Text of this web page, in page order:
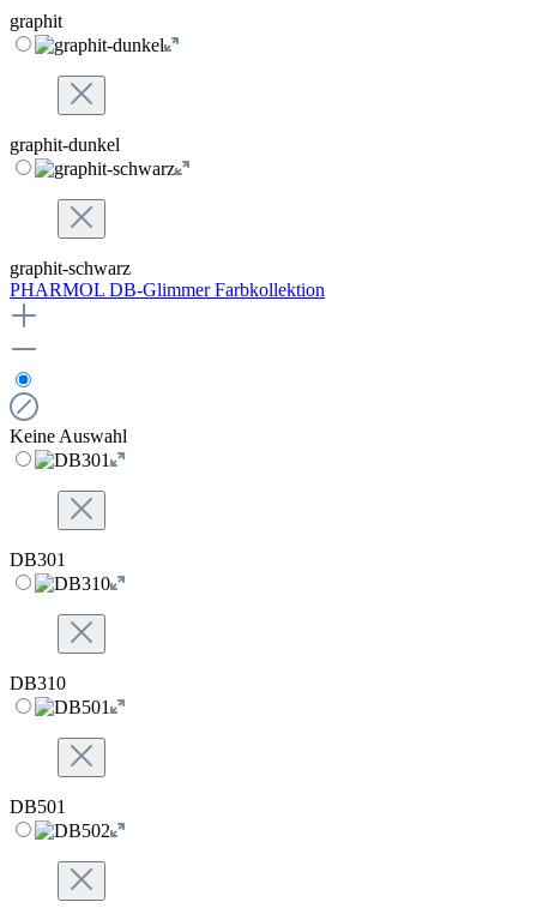
graphit
graphit-dunkel
graphit-schwarz
PHARMOL DB-Glimmer Farbkollektion
Keine Auswahl
DB301
DB310
DB501